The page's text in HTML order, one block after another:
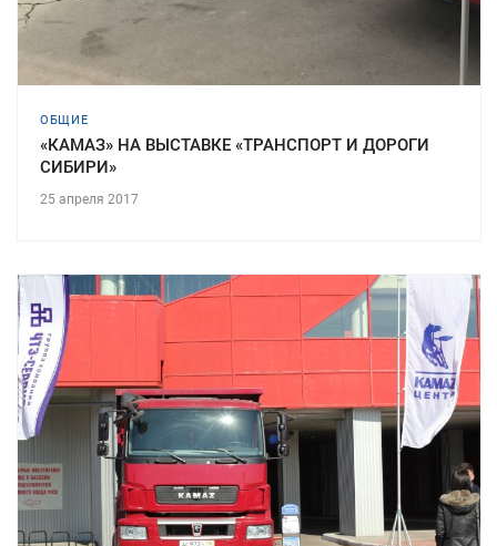
ОБЩИЕ
«КАМАЗ» НА ВЫСТАВКЕ «ТРАНСПОРТ И ДОРОГИ
СИБИРИ»
25 апреля 2017